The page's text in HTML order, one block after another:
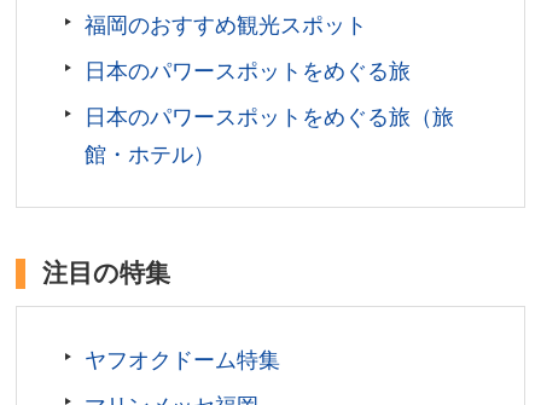
アクセス／JR門司港駅すぐ
お問い合わせ／093-321-4151
福岡のおすすめ観光スポット
日本のパワースポットをめぐる旅
日本のパワースポットをめぐる旅（旅
館・ホテル）
注目の特集
ヤフオクドーム特集